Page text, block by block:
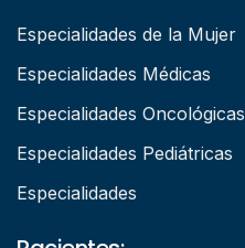
Especialidades de la Mujer
Especialidades Médicas
Especialidades Oncológicas
Especialidades Pediátricas
Especialidades